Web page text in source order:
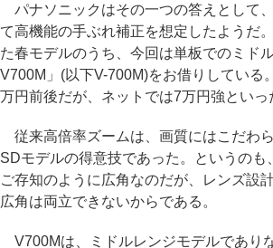
パナソニックはその一つの答えとして
て高機能の手ぶれ補正を想定したようだ
た春モデルのうち、今回は単板でのミド
V700M」(以下V-700M)をお借りしている
万円前後だが、ネットでは7万円強といっ
従来高倍率ズームは、画質にはこだわ
SDモデルの得意技であった。というのも
ご存知のように広角なのだが、レンズ設
広角は両立できないからである。
V700Mは、ミドルレンジモデルであり